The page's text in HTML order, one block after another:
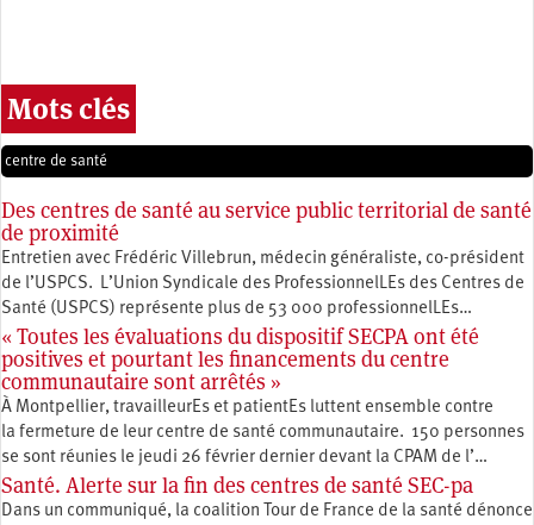
Mots clés
centre de santé
Des centres de santé au service public territorial de santé
de proximité
Entretien avec Frédéric Villebrun, médecin généraliste, co-président
de l’USPCS. L’Union Syndicale des ProfessionnelLEs des Centres de
Santé (USPCS) représente plus de 53 000 professionnelLEs…
« Toutes les évaluations du dispositif SECPA ont été
positives et pourtant les financements du centre
communautaire sont arrêtés »
À Montpellier, travailleurEs et patientEs luttent ensemble contre
la fermeture de leur centre de santé communautaire. 150 personnes
se sont réunies le jeudi 26 février dernier devant la CPAM de l’…
Santé. Alerte sur la fin des centres de santé SEC-pa
Dans un communiqué, la coalition Tour de France de la santé dénonce